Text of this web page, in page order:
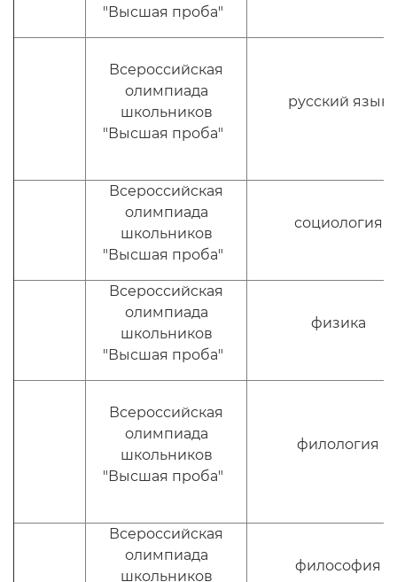
"Высшая проба"
Всероссийская
олимпиада
школьников
"Высшая проба"
русский язык
Всероссийская
олимпиада
школьников
"Высшая проба"
социология
Всероссийская
олимпиада
школьников
"Высшая проба"
физика
Всероссийская
олимпиада
школьников
"Высшая проба"
филология
Всероссийская
олимпиада
школьников
философия